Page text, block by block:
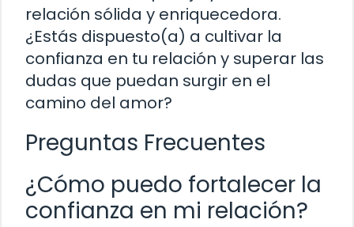
relación sólida y enriquecedora.
¿Estás dispuesto(a) a cultivar la
confianza en tu relación y superar las
dudas que puedan surgir en el
camino del amor?
Preguntas Frecuentes
¿Cómo puedo fortalecer la
confianza en mi relación?